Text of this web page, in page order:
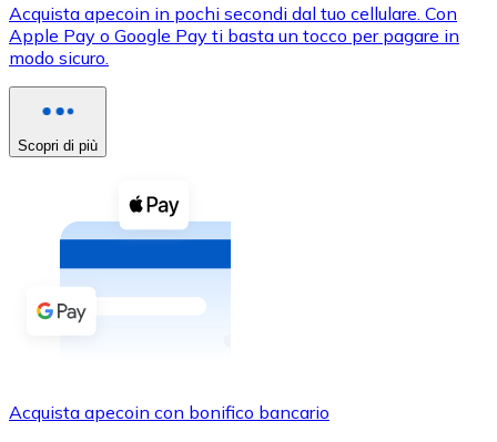
XRP
XRP
Vedi tutto
Buoni cripto
Acquista criptovalute in contanti e altri mezzi di
Acquista con contanti
Bonifico SEPA
Acquista apecoin in pochi secondi dal tuo cellulare. Con
Apple Pay o Google Pay ti basta un tocco per pagare in
modo sicuro.
Scopri di più
Acquista apecoin con bonifico bancario